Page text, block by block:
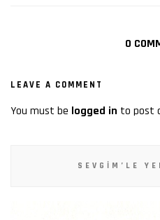
0
LEAVE A COMMENT
You must be logged in to post
SEVGIM’LE